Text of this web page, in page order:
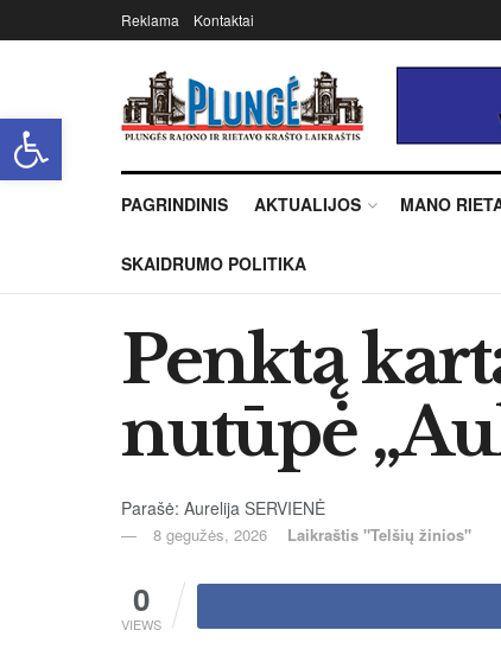
Open toolbar
Reklama Kontaktai
PAGRINDINIS AKTUALIJOS MANO
SKAIDRUMO POLITIKA
Penktą
nutūpė
Parašė: Aurelija SERVIENĖ
8 gegužės, 2026 Laikraštis "Telšių žinios"
0
VIEWS